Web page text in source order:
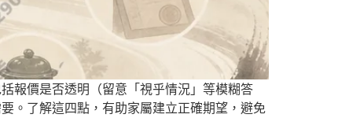
報價是否透明（留意「視乎情況」等模糊答
。了解這四點，有助家屬建立正確期望，避免